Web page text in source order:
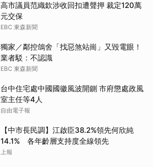
高市議員范織欽涉收回扣遭聲押 裁定120萬
元交保
EBC 東森新聞
獨家／鄰控鴿舍「找惡煞站崗」又毀電眼！
業者駁：不認識
EBC 東森新聞
台中住宅處中國國徽風波開鍘 市府懲處政風
室主任等4人
自由電子報
【中市長民調】江啟臣38.2%領先何欣純
14.1% 各年齡層支持度全線領先
上報